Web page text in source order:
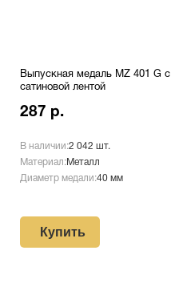
Выпускная медаль MZ 401 G с
сатиновой лентой
287 р.
В наличии:2 042 шт.
Материал:Металл
Диаметр медали:40 мм
Купить